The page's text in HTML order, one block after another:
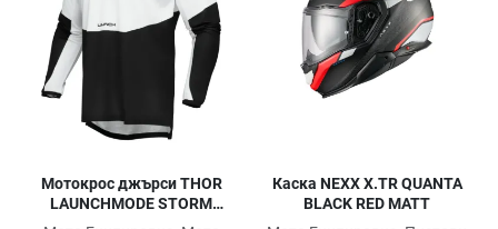
Quick View
Мотокрос джърси THOR
LAUNCHMODE STORM
Каска NEXX X.TR QUANTA
BLACK RED MATT